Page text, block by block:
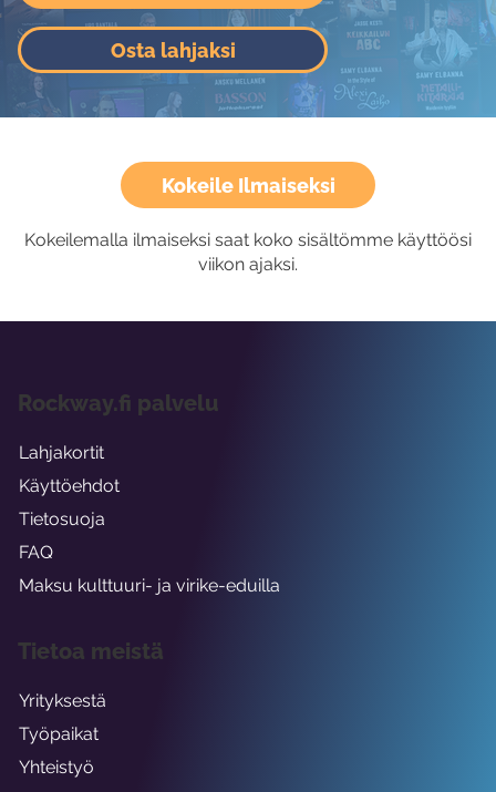
Osta lahjaksi
Kokeile Ilmaiseksi
Kokeilemalla ilmaiseksi saat koko sisältömme käyttöösi
viikon ajaksi.
Rockway.fi palvelu
Lahjakortit
Käyttöehdot
Tietosuoja
FAQ
Maksu kulttuuri- ja virike-eduilla
Tietoa meistä
Yrityksestä
Työpaikat
Yhteistyö